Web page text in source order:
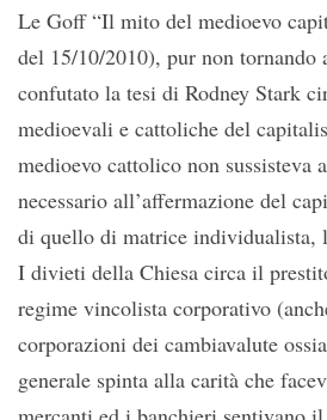
Le Goff “Il mito del medioevo
del 15/10/2010), pur non tornando
confutato la tesi di Rodney Stark
medioevali e cattoliche del
medioevo cattolico non sussisteva
necessario all’affermazione del
di quello di matrice individualista,
I divieti della Chiesa circa il
regime vincolista corporativo
corporazioni dei cambiavalute
generale spinta alla carità che